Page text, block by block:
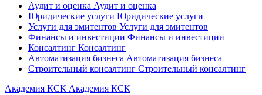
Аудит и оценка Аудит и оценка
Юридические услуги Юридические услуги
Услуги для эмитентов Услуги для эмитентов
Финансы и инвестиции Финансы и инвестиции
Консалтинг Консалтинг
Автоматизация бизнеса Автоматизация бизнеса
Строительный консалтинг Строительный консалтинг
Академия КСК Академия КСК